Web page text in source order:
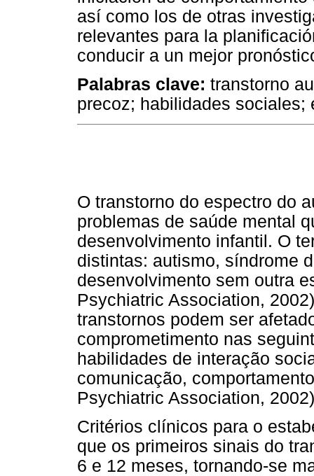
así como los de otras
relevantes para la
conducir a un mejor
Palabras clave: transtorno
precoz; habilidades sociales;
O transtorno do espectro do
problemas de saúde mental
desenvolvimento infantil. O
distintas: autismo, síndrome
desenvolvimento sem outra
Psychiatric Association,
transtornos podem ser
comprometimento nas
habilidades de interação
comunicação,
Psychiatric Association,
Critérios clínicos para o
que os primeiros sinais do
6 e 12 meses, tornando-se